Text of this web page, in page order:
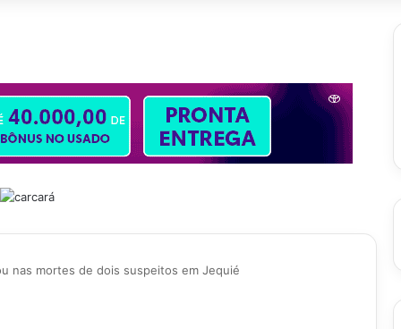
nas mortes de dois suspeitos em Jequié